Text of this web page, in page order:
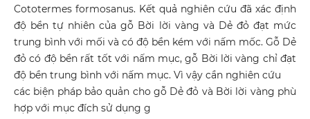
Cototermes formosanus. Kết quả nghiên cứu đã xác định
độ bền tự nhiên của gỗ Bời lời vàng và Dẻ đỏ đạt mức
trung bình với mối và có độ bền kém với nấm mốc. Gỗ Dẻ
đỏ có độ bền rất tốt với nấm mục, gỗ Bời lời vàng chỉ đạt
độ bền trung bình với nấm mục. Vì vậy cần nghiên cứu
các biện pháp bảo quản cho gỗ Dẻ đỏ và Bời lời vàng phù
hợp với mục đích sử dụng g